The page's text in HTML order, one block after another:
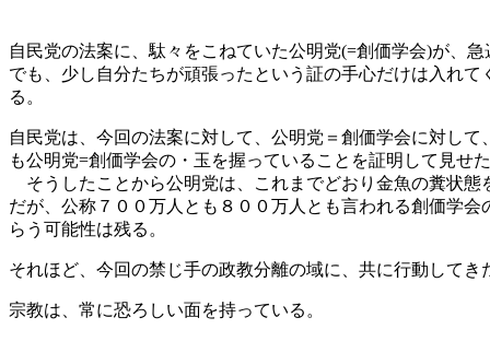
自民党の法案に、駄々をこねていた公明党(=創価学会)が、
でも、少し自分たちが頑張ったという証の手心だけは入れ
る。
自民党は、今回の法案に対して、公明党＝創価学会に対し
も公明党=創価学会の・玉を握っていることを証明して見せた
そうしたことから公明党は、これまでどおり金魚の糞状態
だが、公称７００万人とも８００万人とも言われる創価学
らう可能性は残る。
それほど、今回の禁じ手の政教分離の域に、共に行動して
宗教は、常に恐ろしい面を持っている。